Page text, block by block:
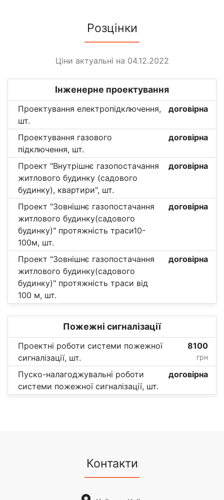
Розцінки
Ціни актуальні на 04.12.2022
Інженерне проектування
Проектування електропідключення,
шт.
договірна
Проектування газового
підключення, шт.
договірна
Проект "Внутрішнє газопостачання
житлового будинку (садового
будинку), квартири", шт.
договірна
Проект "Зовнішнє газопостачання
житлового будинку(садового
будинку)" протяжність траси10-
100м, шт.
договірна
Проект "Зовнішнє газопостачання
житлового будинку(садового
будинку)" протяжність траси від
100 м, шт.
договірна
Пожежні сигналізації
Проектні роботи системи пожежної
сигналізації, шт.
8100
грн
Пуско-налагоджувальні роботи
системи пожежної сигналізації, шт.
договірна
Контакти